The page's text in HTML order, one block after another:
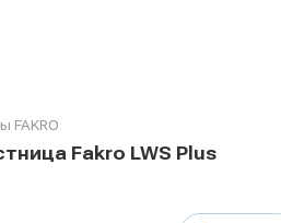
FAKRO
Fakro LWS Plus